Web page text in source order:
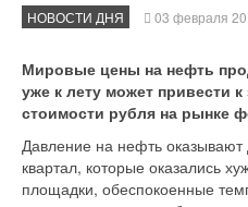
НОВОСТИ ДНЯ 03 февраля
Мировые цены на нефть
уже к лету может привести
стоимости рубля на рынке
Давление на нефть
квартал, которые оказались
площадки, обеспокоенные